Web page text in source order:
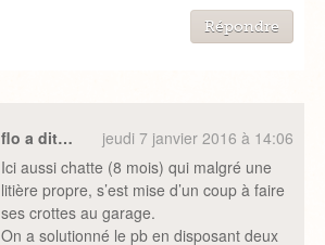
Répondre
flo a dit…
jeudi 7 janvier 2016 à 14:06
Ici aussi chatte (8 mois) qui malgré une
litière propre, s’est mise d’un coup à faire
ses crottes au garage.
On a solutionné le pb en disposant deux